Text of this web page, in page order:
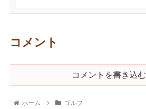
コメント
コメントを書き込む
ホーム ゴルフ